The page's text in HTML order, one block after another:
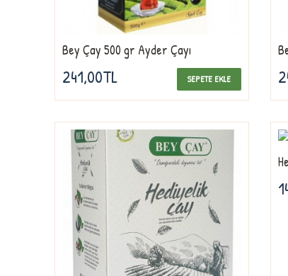
Bey Çay 500 gr Ayder Çayı
241,00TL SEPETE EKLE